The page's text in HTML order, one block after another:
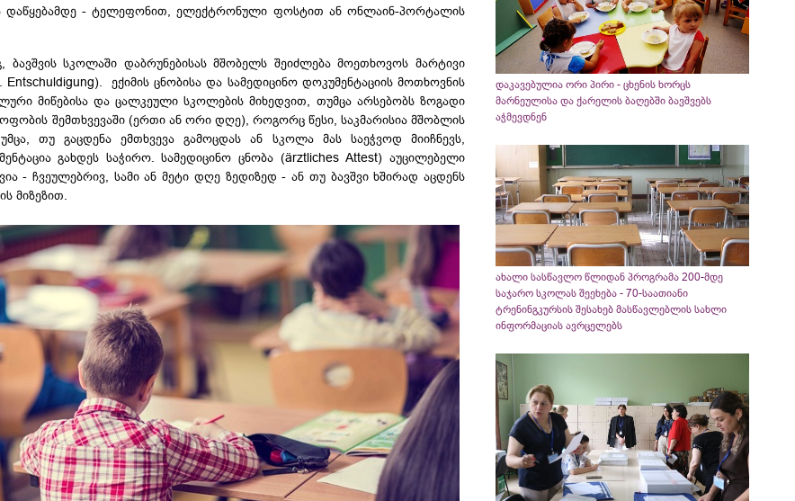
დაწყებამდე - ტელეფონით, ელექტრონული ფოსტით ან ონლაინ-პორტალის
ბავშვის სკოლაში დაბრუნებისას მშობელს შეიძლება მოეთხოვოს მარტივი
ექიმის ცნობისა და სამედიცინო დოკუმენტაციის მოთხოვნის
მიწებისა და ცალკეული სკოლების მიხედვით, თუმცა არსებობს ზოგადი
შემთხვევაში (ერთი ან ორი დღე), როგორც წესი, საკმარისია მშობლის
თუ გაცდენა ემთხვევა გამოცდას ან სკოლა მას საეჭვოდ მიიჩნევს,
გახდეს საჭირო. სამედიცინო ცნობა (ärztliches Attest) აუცილებელი
- ჩვეულებრივ, სამი ან მეტი დღე ზედიზედ - ან თუ ბავშვი ხშირად აცდენს
მიზეზით.
დაკავებულია ორი პირი - ცხენის ხორცს
მარნეულისა და ქარელის ბაღებში ბავშვებს
აჭმევდნენ
ახალი სასწავლო წლიდან პროგრამა 200-მდე
საჯარო სკოლას შეეხება - 70-საათიანი
ტრენინგკურსის შესახებ მასწავლებლის სახლი
ინფორმაციას ავრცელებს